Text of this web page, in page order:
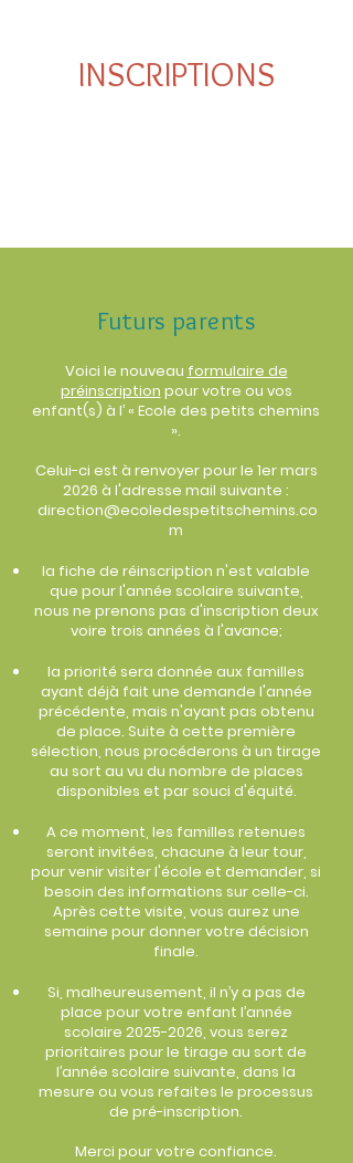
INSCRIPTIONS
Futurs parents
Voici le nouveau formulaire de
préinscription pour votre ou vos
enfant(s) à l’ « Ecole des petits chemins
».
Celui-ci est à renvoyer pour le 1er mars
2026 à l'adresse mail suivante :
direction@ecoledespetitschemins.co
m
la fiche de réinscription n'est valable
que pour l'année scolaire suivante,
nous ne prenons pas d'inscription deux
voire trois années à l'avance;
la priorité sera donnée aux familles
ayant déjà fait une demande l'année
précédente, mais n'ayant pas obtenu
de place. Suite à cette première
sélection, nous procéderons à un tirage
au sort au vu du nombre de places
disponibles et par souci d'équité.
A ce moment, les familles retenues
seront invitées, chacune à leur tour,
pour venir visiter l'école et demander, si
besoin des informations sur celle-ci.
Après cette visite, vous aurez une
semaine pour donner votre décision
finale.​​
Si, malheureusement, il n’y a pas de
place pour votre enfant l’année
scolaire 2025-2026, vous serez
prioritaires pour le tirage au sort de
l’année scolaire suivante, dans la
mesure ou vous refaites le processus
de pré-inscription.
Merci pour votre confiance.